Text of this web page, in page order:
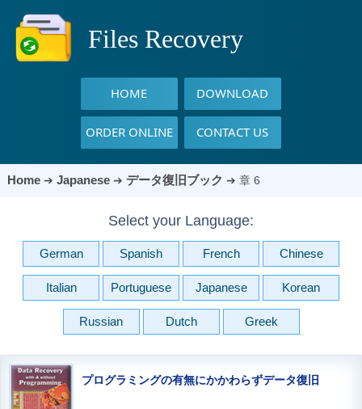
Files Recovery
HOME DOWNLOAD
ORDER ONLINE CONTACT US
Home➔ Japanese ➔ データ復旧ブック ➔ 章 6
Select your Language:
German Spanish French Chinese
Italian Portuguese Japanese Korean
Russian Dutch Greek
プログラミングの有無にかかわらずデータ復旧